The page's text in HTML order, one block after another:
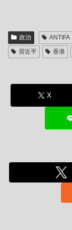
政治 ANTIFA
習近平
香港
X